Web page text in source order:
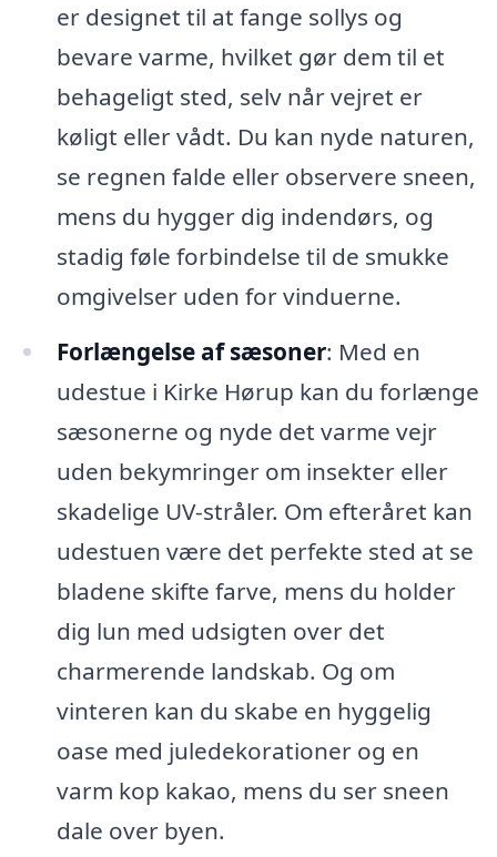
er designet til at fange sollys og
bevare varme, hvilket gør dem til et
behageligt sted, selv når vejret er
køligt eller vådt. Du kan nyde naturen,
se regnen falde eller observere sneen,
mens du hygger dig indendørs, og
stadig føle forbindelse til de smukke
omgivelser uden for vinduerne.
Forlængelse af sæsoner: Med en
udestue i Kirke Hørup kan du forlænge
sæsonerne og nyde det varme vejr
uden bekymringer om insekter eller
skadelige UV-stråler. Om efteråret kan
udestuen være det perfekte sted at se
bladene skifte farve, mens du holder
dig lun med udsigten over det
charmerende landskab. Og om
vinteren kan du skabe en hyggelig
oase med juledekorationer og en
varm kop kakao, mens du ser sneen
dale over byen.